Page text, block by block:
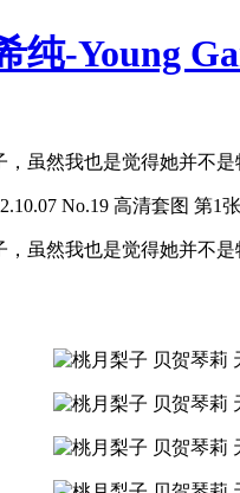
-Young
虽然我也是觉得她并不
虽然我也是觉得她并不